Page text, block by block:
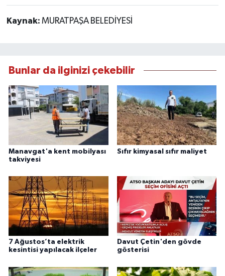
Kaynak: MURATPAŞA BELEDİYESİ
Bunlar da ilginizi çekebilir
Manavgat'a kent mobilyası
takviyesi
Sıfır kimyasal sıfır maliyet
7 Ağustos’ta elektrik
kesintisi yapılacak ilçeler
Davut Çetin'den gövde
gösterisi